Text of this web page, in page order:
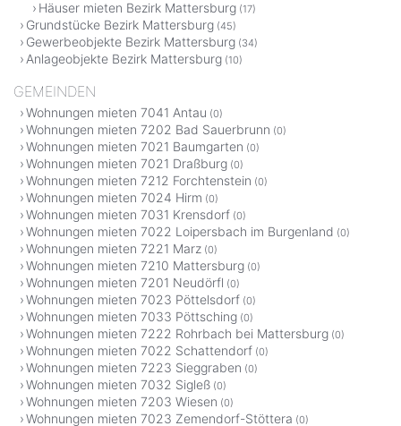
Häuser mieten Bezirk Mattersburg (17)
Grundstücke Bezirk Mattersburg (45)
Gewerbeobjekte Bezirk Mattersburg (34)
Anlageobjekte Bezirk Mattersburg (10)
GEMEINDEN
Wohnungen mieten 7041 Antau (0)
Wohnungen mieten 7202 Bad Sauerbrunn (0)
Wohnungen mieten 7021 Baumgarten (0)
Wohnungen mieten 7021 Draßburg (0)
Wohnungen mieten 7212 Forchtenstein (0)
Wohnungen mieten 7024 Hirm (0)
Wohnungen mieten 7031 Krensdorf (0)
Wohnungen mieten 7022 Loipersbach im Burgenland (0)
Wohnungen mieten 7221 Marz (0)
Wohnungen mieten 7210 Mattersburg (0)
Wohnungen mieten 7201 Neudörfl (0)
Wohnungen mieten 7023 Pöttelsdorf (0)
Wohnungen mieten 7033 Pöttsching (0)
Wohnungen mieten 7222 Rohrbach bei Mattersburg (0)
Wohnungen mieten 7022 Schattendorf (0)
Wohnungen mieten 7223 Sieggraben (0)
Wohnungen mieten 7032 Sigleß (0)
Wohnungen mieten 7203 Wiesen (0)
Wohnungen mieten 7023 Zemendorf-Stöttera (0)